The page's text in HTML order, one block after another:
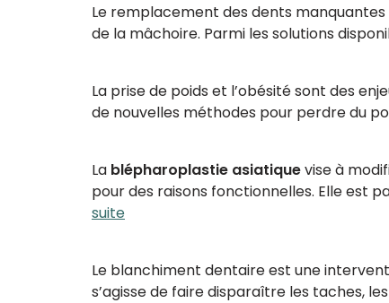
Le remplacement des dents
de la mâchoire. Parmi les solutions
La prise de poids et l’obésité sont des
de nouvelles méthodes pour perdre du
La blépharoplastie asiatiquevise à
pour des raisons fonctionnelles. Elle est
suite
Le blanchiment dentaire est une
s’agisse de faire disparaître les taches,